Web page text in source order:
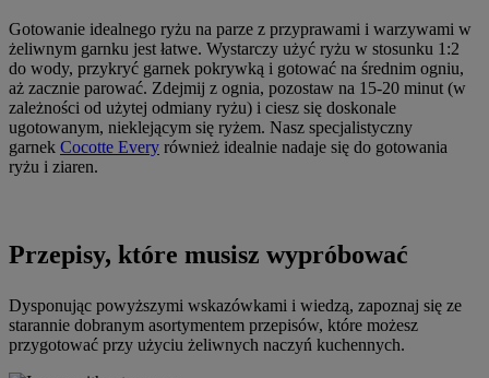
Gotowanie idealnego ryżu na parze z przyprawami i warzywami w
żeliwnym garnku jest łatwe. Wystarczy użyć ryżu w stosunku 1:2
do wody, przykryć garnek pokrywką i gotować na średnim ogniu,
aż zacznie parować. Zdejmij z ognia, pozostaw na 15-20 minut (w
zależności od użytej odmiany ryżu) i ciesz się doskonale
ugotowanym, nieklejącym się ryżem. Nasz specjalistyczny
garnek Cocotte Every również idealnie nadaje się do gotowania
ryżu i ziaren.
Przepisy, które musisz wypróbować
Dysponując powyższymi wskazówkami i wiedzą, zapoznaj się ze
starannie dobranym asortymentem przepisów, które możesz
przygotować przy użyciu żeliwnych naczyń kuchennych.